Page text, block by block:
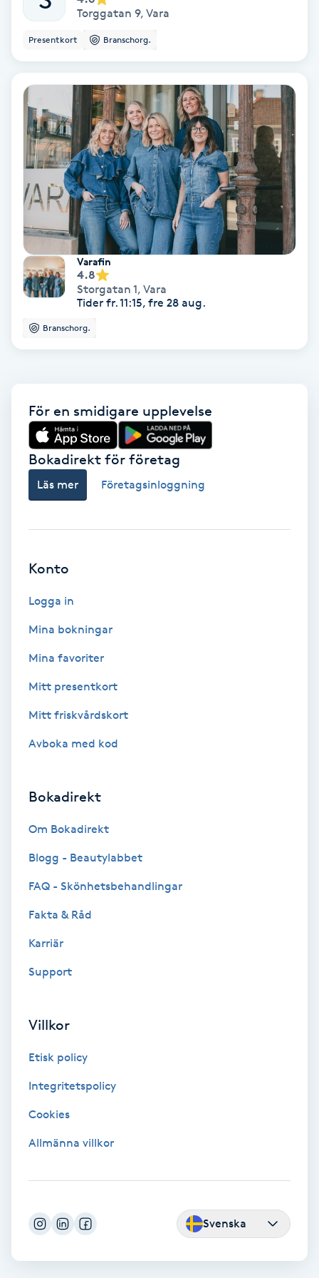
Ansiktsbehandling djuprengörande
Balayage
Bambumassage
Barber
Barnklippning
BIAB
Bottenfärg
Brynfärgning
Brynplockning
Celluliter
Coachning
Cryoterapi
Damklippning
Diamantslipning
Enzympeeling
Extensions
Face framing
Fet hårbotten
Fettreducering
Fibromassage
Fillers
Torggatan 9, Vara
Presentkort Branschorg.
Varafin
4.8
Storgatan 1, Vara
Tider fr. 11:15, fre 28 aug.
Branschorg.
För en smidigare upplevelse
Bokadirekt för företag
Läs mer Företagsinloggning
Konto
Logga in
Mina bokningar
Mina favoriter
Mitt presentkort
Mitt friskvårdskort
Avboka med kod
Bokadirekt
Om Bokadirekt
Blogg - Beautylabbet
FAQ - Skönhetsbehandlingar
Fakta & Råd
Karriär
Support
Villkor
Etisk policy
Integritetspolicy
Cookies
Allmänna villkor
Svenska